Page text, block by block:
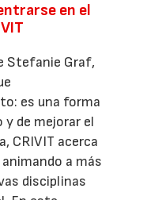
en el
Stefanie Graf,
es una forma
de mejorar el
CRIVIT acerca
a más
disciplinas